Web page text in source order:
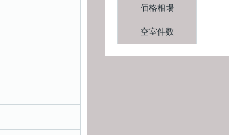
価格相場
空室件数